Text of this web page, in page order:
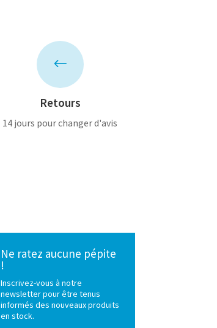
#
Retours
14 jours pour changer d'avis
Ne ratez aucune pépite
!
Inscrivez-vous à notre
newsletter pour être tenus
informés des nouveaux produits
en stock.